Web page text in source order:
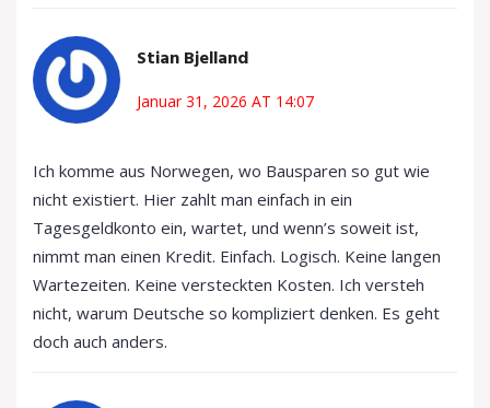
Stian Bjelland
Januar 31, 2026 AT 14:07
Ich komme aus Norwegen, wo Bausparen so gut wie
nicht existiert. Hier zahlt man einfach in ein
Tagesgeldkonto ein, wartet, und wenn’s soweit ist,
nimmt man einen Kredit. Einfach. Logisch. Keine langen
Wartezeiten. Keine versteckten Kosten. Ich versteh
nicht, warum Deutsche so kompliziert denken. Es geht
doch auch anders.